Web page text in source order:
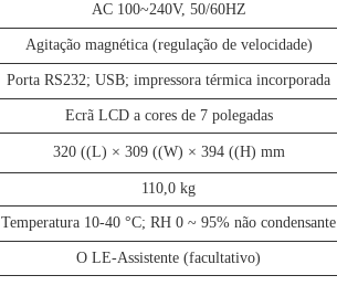
AC 100~240V, 50/60HZ
Agitação magnética (regulação de velocidade)
Porta RS232; USB; impressora térmica incorporada
Ecrã LCD a cores de 7 polegadas
320 ((L) × 309 ((W) × 394 ((H) mm
110,0 kg
Temperatura 10-40 °C; RH 0 ~ 95% não condensante
O LE-Assistente (facultativo)